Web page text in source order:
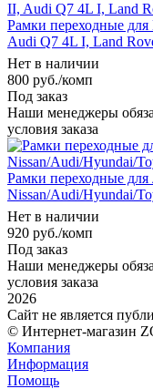
Рамки переходные для
Audi Q7 4L I, Land
Нет в наличии
800 руб./комп
Под заказ
Наши менеджеры
условия заказа
Рамки переходные
Nissan/Audi/Hyundai/
Нет в наличии
920 руб./комп
Под заказ
Наши менеджеры
условия заказа
2026
Сайт не является
© Интернет-магазин
Компания
Информация
Помощь